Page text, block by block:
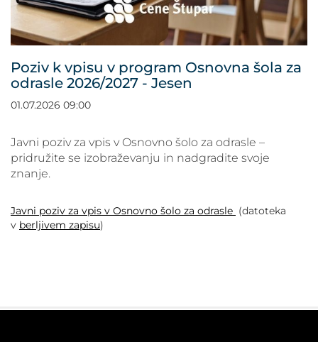
POVEČAJ PISAVO
POMANJŠAJ PISAVO
OZNAČI NASLOVE
PODČRTAJ POVEZAVE
Poziv k vpisu v program Osnovna šola za
odrasle 2026/2027 - Jesen
01.07.2026 09:00
Javni poziv za vpis v Osnovno šolo za odrasle –
pridružite se izobraževanju in nadgradite svoje
znanje.
Javni poziv za vpis v Osnovno šolo za odrasle (datoteka
v berljivem zapisu)